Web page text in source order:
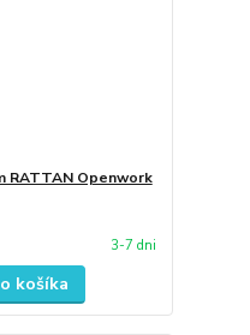
RATTAN Openwork
3-7 dni
košíka